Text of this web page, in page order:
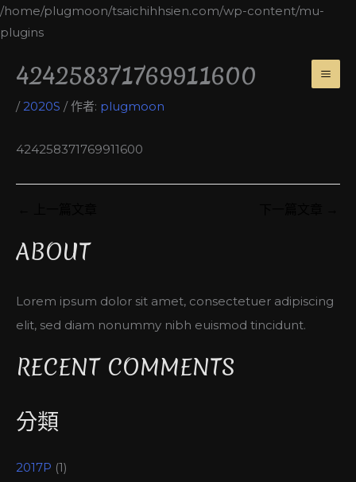
/home/plugmoon/tsaichihhsien.com/wp-content/mu-
plugins
跳
至
要
424258371769911600
/2020S / 作者: plugmoon
424258371769911600
ABOUT
Lorem ipsum dolor sit amet, consectetuer adipiscing
elit, sed diam nonummy nibh euismod tincidunt.
RECENT COMMENTS
分類
2017P (1)